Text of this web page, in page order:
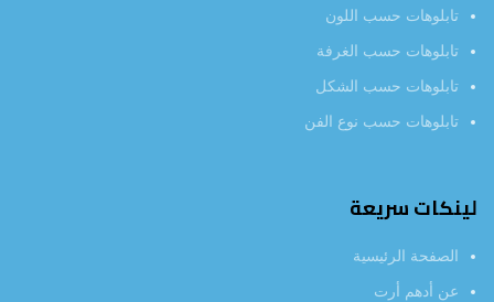
تابلوهات حسب اللون
تابلوهات حسب الغرفة
تابلوهات حسب الشكل
تابلوهات حسب نوع الفن
لينكات سريعة
الصفحة الرئيسية
عن أدهم أرت